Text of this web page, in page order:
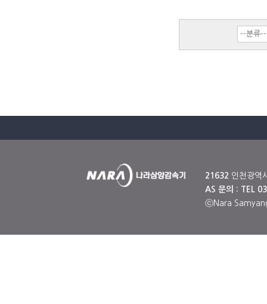
21632 인천광역
AS 문의 : TEL
ⓒNara